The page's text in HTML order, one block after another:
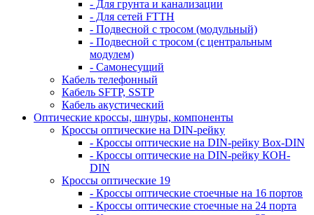
- Для грунта и канализации
- Для сетей FTTH
- Подвесной с тросом (модульный)
- Подвесной с тросом (с центральным
модулем)
- Самонесущий
Кабель телефонный
Кабель SFTP, SSTP
Кабель акустический
Оптические кроссы, шнуры, компоненты
Кроссы оптические на DIN-рейку
- Кроссы оптические на DIN-рейку Box-DIN
- Кроссы оптические на DIN-рейку КОН-
DIN
Кроссы оптические 19
- Кроссы оптические стоечные на 16 портов
- Кроссы оптические стоечные на 24 порта